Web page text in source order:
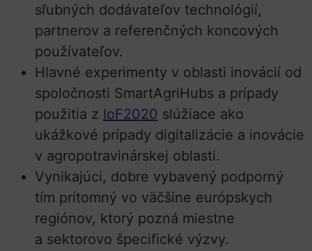
sľubných dodávateľov technológií,
partnerov a referenčných koncových
používateľov.
Hlavné experimenty v oblasti inovácií od
spoločnosti SmartAgriHubs a prípady
použitia z IoF2020 slúžiace ako
ukážkové prípady digitalizácie a inovácie
v agropotravinárskej oblasti.
Vynikajúci, dobre vybavený podporný
tím prítomný vo väčšine európskych
regiónov, ktorý pozná miestne
a sektorovo špecifické výzvy.